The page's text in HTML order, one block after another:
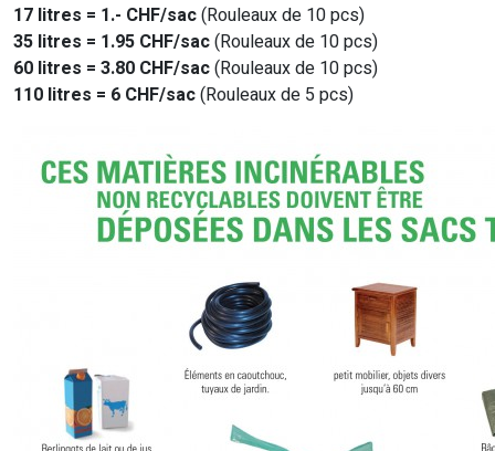
17 litres = 1.- CHF/sac(Rouleaux de 10 pcs)
35 litres = 1.95 CHF/sac(Rouleaux de 10 pcs)
60 litres = 3.80 CHF/sac(Rouleaux de 10 pcs)
110 litres = 6 CHF/sac(Rouleaux de 5 pcs)